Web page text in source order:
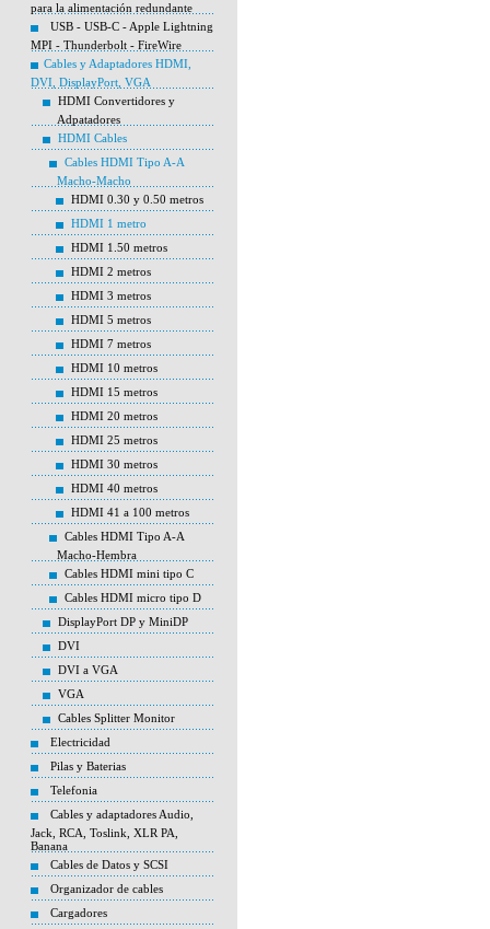
para la alimentación redundante
USB - USB-C - Apple Lightning
MPI - Thunderbolt - FireWire
Cables y Adaptadores HDMI,
DVI, DisplayPort, VGA
HDMI Convertidores y
Adpatadores
HDMI Cables
Cables HDMI Tipo A-A
Macho-Macho
HDMI 0.30 y 0.50 metros
HDMI 1 metro
HDMI 1.50 metros
HDMI 2 metros
HDMI 3 metros
HDMI 5 metros
HDMI 7 metros
HDMI 10 metros
HDMI 15 metros
HDMI 20 metros
HDMI 25 metros
HDMI 30 metros
HDMI 40 metros
HDMI 41 a 100 metros
Cables HDMI Tipo A-A
Macho-Hembra
Cables HDMI mini tipo C
Cables HDMI micro tipo D
DisplayPort DP y MiniDP
DVI
DVI a VGA
VGA
Cables Splitter Monitor
Electricidad
Pilas y Baterias
Telefonia
Cables y adaptadores Audio,
Jack, RCA, Toslink, XLR PA,
Banana
Cables de Datos y SCSI
Organizador de cables
Cargadores